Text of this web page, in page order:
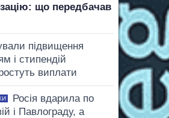
що передбачав
підвищення
і стипендій
виплати
Росія вдарила по
і Павлограду, а